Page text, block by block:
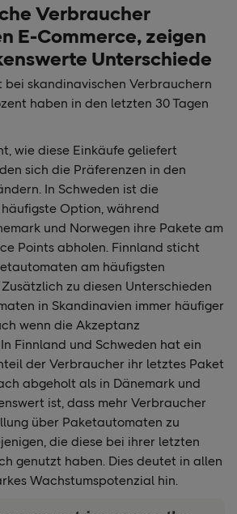
Verbraucher
E-Commerce, zeigen
Unterschiede
bei skandinavischen Verbrauchern
haben in den letzten 30 Tagen
wie diese Einkäufe geliefert
sich die Präferenzen in den
In Schweden ist die
Option, während
und Norwegen ihre Pakete am
Points abholen. Finnland sticht
am häufigsten
zu diesen Unterschieden
in Skandinavien immer häufiger
wenn die Akzeptanz
Finnland und Schweden hat ein
der Verbraucher ihr letztes Paket
abgeholt als in Dänemark und
ist, dass mehr Verbraucher
über Paketautomaten zu
die diese bei ihrer letzten
genutzt haben. Dies deutet in allen
Wachstumspotenzial hin.